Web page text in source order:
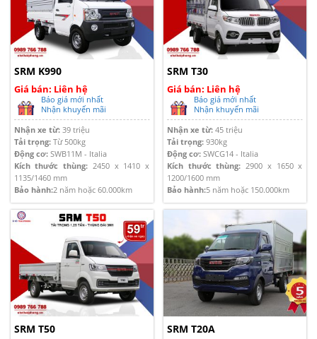
SRM K990
Giá bán: Liên hệ
Báo giá mới nhất
Nhận khuyến mãi
Nhận xe từ:39 triệu
Tải trọng:Từ 500kg
Động cơ:SWB11M - Italia
Kích thước thùng: 2450 x 1410 x
1135/1460 mm
Bảo hành:2 năm hoặc 60.000km
SRM T30
Giá bán: Liên hệ
Báo giá mới nhất
Nhận khuyến mãi
Nhận xe từ: 45 triệu
Tải trọng: 930kg
Động cơ: SWCG14 - Italia
Kích thước thùng: 2900 x 1650 x
1200/1600 mm
Bảo hành:5 năm hoặc 150.000km
SRM T50 SRM T20A